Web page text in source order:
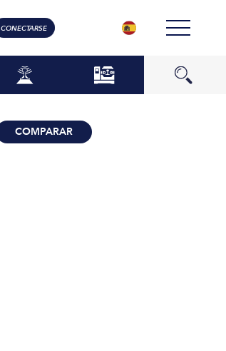
CONECTARSE
COMPARAR